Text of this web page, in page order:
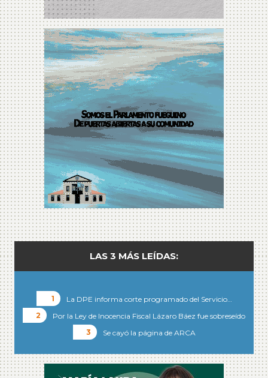
LAS 3 MÁS LEÍDAS:
La DPE informa corte programado del Servicio…
Por la Ley de Inocencia Fiscal Lázaro Báez fue sobreseído
Se cayó la página de ARCA